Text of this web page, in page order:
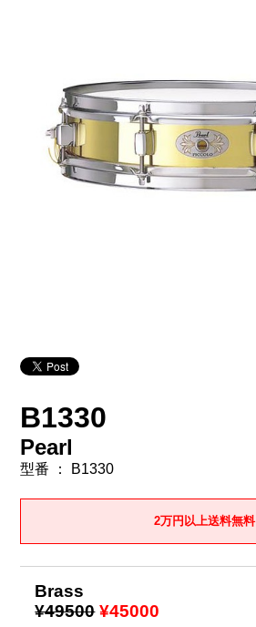
B1330
Pearl
型番 ： B1330
2万円以上送料無料
Brass
¥49500 ¥45000